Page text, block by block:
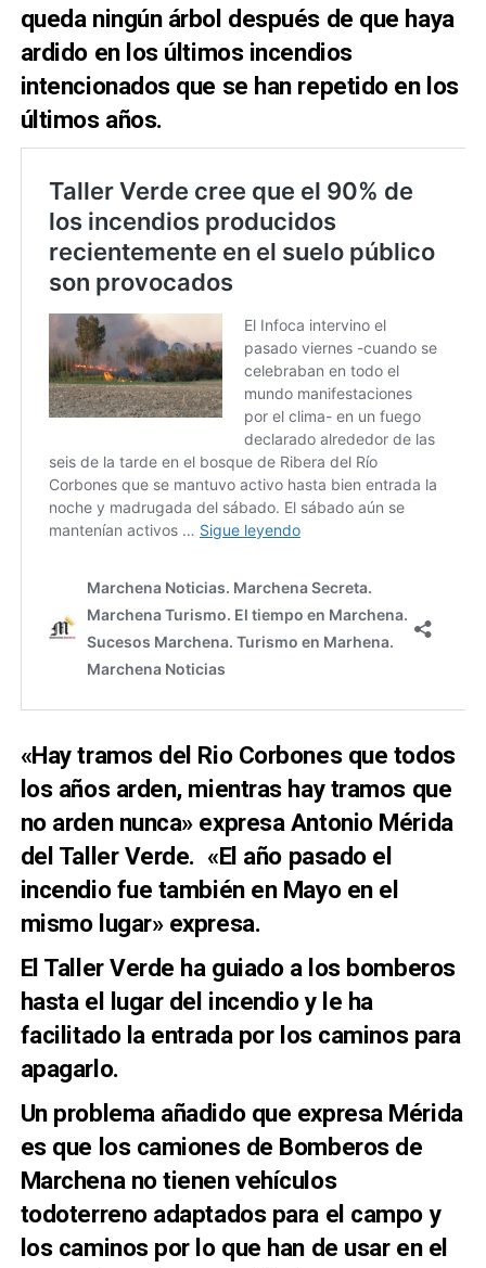
queda ningún árbol después de que haya
ardido en los últimos incendios
intencionados que se han repetido en los
últimos años.
«Hay tramos del Rio Corbones que todos
los años arden, mientras hay tramos que
no arden nunca» expresa Antonio Mérida
del Taller Verde. «El año pasado el
incendio fue también en Mayo en el
mismo lugar» expresa.
El Taller Verde ha guiado a los bomberos
hasta el lugar del incendio y le ha
facilitado la entrada por los caminos para
apagarlo.
Un problema añadido que expresa Mérida
es que los camiones de Bomberos de
Marchena no tienen vehículos
todoterreno adaptados para el campo y
los caminos por lo que han de usar en el